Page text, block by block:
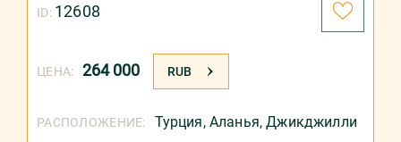
ЦЕНА: 264 000 RUB
ID: 12608
РАСПОЛОЖЕНИЕ: Турция, Аланья,Джикджилли